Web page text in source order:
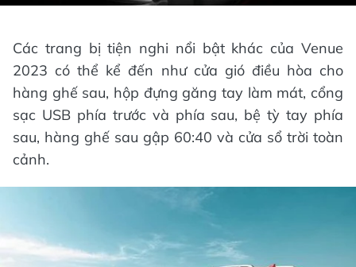
Các trang bị tiện nghi nổi bật khác của Venue
2023 có thể kể đến như cửa gió điều hòa cho
hàng ghế sau, hộp đựng găng tay làm mát, cổng
sạc USB phía trước và phía sau, bệ tỳ tay phía
sau, hàng ghế sau gập 60:40 và cửa sổ trời toàn
cảnh.